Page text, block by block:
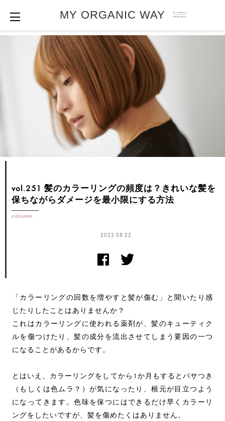
MY ORGANIC WAY
vol.251 髪のカラーリングの頻度は？きれいな髪を
保ちながらダメージを最小限にする方法
column
2022.08.22
「カラーリングの回数を増やすと髪が傷む」と聞いたり感
じたりしたことはありませんか？
これはカラーリングに使われる薬剤が、髪のキューティク
ルを傷つけたり、髪の成分を流出させてしまう要因の一つ
になることがあるからです。
とはいえ、カラーリングをしてから1か月もするとパサつき
（もしくは色ムラ？）が気になったり、根元が目立つよう
になってきます。色味を保つにはできるだけ早くカラーリ
ングをしたいですが、髪を傷めたくはありません。